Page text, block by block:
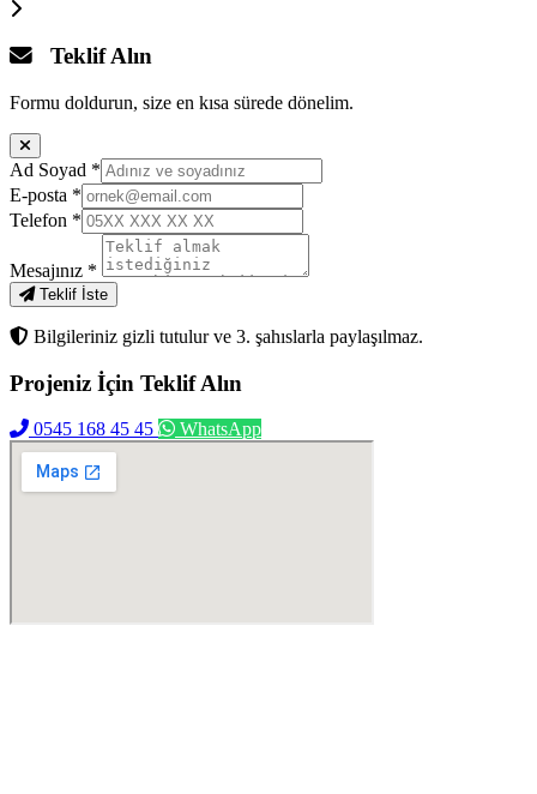
Teklif Alın
Formu doldurun, size en kısa sürede dönelim.
Ad Soyad *
E-posta *
Telefon *
Mesajınız *
Teklif İste
Bilgileriniz gizli tutulur ve 3. şahıslarla paylaşılmaz.
Projeniz İçin Teklif Alın
0545 168 45 45 WhatsApp